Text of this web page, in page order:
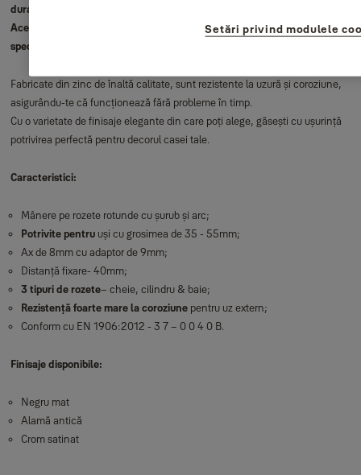
durabilitate pentru confort cotidian.
Aceste mânere combină o estetică modernă și elegantă cu durabilitatea
specifică mărcii Yale.
Fabricate din zinc de înaltă calitate, sunt rezistente la uzură și coroziune,
asigurându-te că funcționează fără probleme în timp.
Cu o varietate de finisaje elegante din care poți alege, găsești cu ușurință
potrivirea perfectă pentru decorul casei tale.
Caracteristici:
Mânere pe rozete rotunde cu șurub și arc;
Potrivite pentruuși cu grosimea de 35 - 55mm;
Ax de 8mm cu adaptor de 9mm;
Distanță fixare- 40mm;
3 tipuri de rozete– cheie, cilindru & baie;
Rezistență foarte mare la coroziunepentru uz extern;
Conform cu EN 1906:2012 - 3 7 – 0 0 4 0 B.
Finisaje disponibile:
Negru mat
Alamă antică
Crom satinat
Setări privind modulele